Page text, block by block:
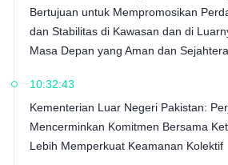
Bertujuan untuk Mempromosikan
dan Stabilitas di Kawasan dan di
Masa Depan yang Aman dan Sejahtera
10:32:43
Kementerian Luar Negeri Pakistan:
Mencerminkan Komitmen Bersama
Lebih Memperkuat Keamanan Kolektif